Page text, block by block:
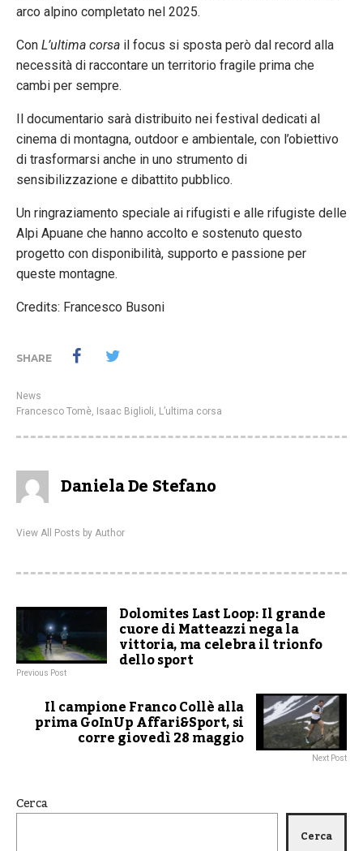
arco alpino completato nel 2025.
Con L’ultima corsa il focus si sposta però dal record alla
necessità di raccontare un territorio fragile prima che
cambi per sempre.
Il documentario sarà distribuito nei festival dedicati al
cinema di montagna, outdoor e ambientale, con l’obiettivo
di trasformarsi anche in uno strumento di
sensibilizzazione e dibattito pubblico.
Un ringraziamento speciale ai rifugisti e alle rifugiste delle
Alpi Apuane che hanno accolto e sostenuto questo
progetto con disponibilità, supporto e passione per
queste montagne.
Credits: Francesco Busoni
SHARE
News
Francesco Tomè Isaac Biglioli L’ultima corsa
Daniela De Stefano
View All Posts by Author
Dolomites Last Loop: Il grande
cuore di Matteazzi nega la
vittoria, ma celebra il trionfo
dello sport
Previous Post
Il campione Franco Collè alla
prima GoInUp Affari&Sport, si
corre giovedì 28 maggio
Next Post
Cerca
Cerca